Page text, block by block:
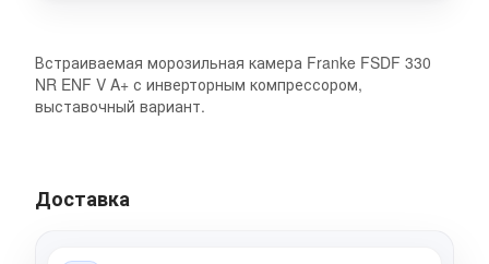
Встраиваемая морозильная камера Franke FSDF 330
NR ENF V A+ с инверторным компрессором,
выставочный вариант.
Доставка